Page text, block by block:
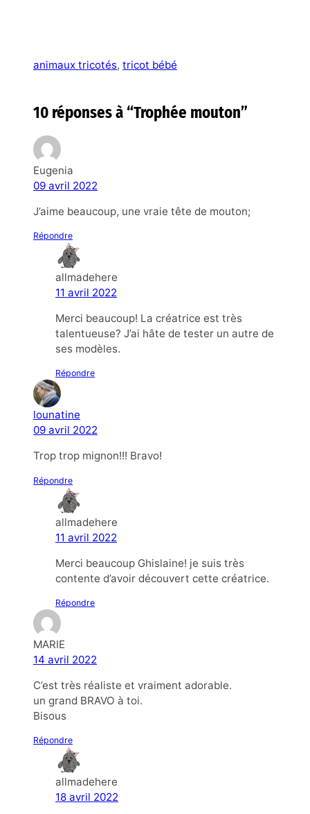
animaux tricotés, tricot bébé
10 réponses à “Trophée mouton”
Eugenia
09 avril 2022
J’aime beaucoup, une vraie tête de mouton;
Répondre
allmadehere
11 avril 2022
Merci beaucoup! La créatrice est très
talentueuse? J’ai hâte de tester un autre de
ses modèles.
Répondre
lounatine
09 avril 2022
Trop trop mignon!!! Bravo!
Répondre
allmadehere
11 avril 2022
Merci beaucoup Ghislaine! je suis très
contente d’avoir découvert cette créatrice.
Répondre
MARIE
14 avril 2022
C’est très réaliste et vraiment adorable.
un grand BRAVO à toi.
Bisous
Répondre
allmadehere
18 avril 2022